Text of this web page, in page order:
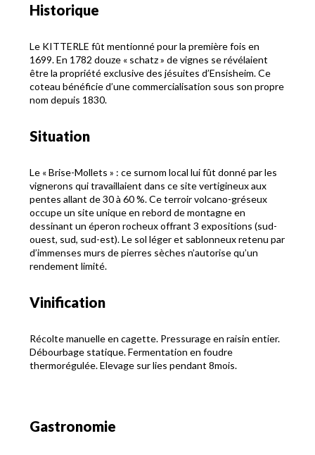
Historique
Le KITTERLE fût mentionné pour la première fois en
1699. En 1782 douze « schatz » de vignes se révélaient
être la propriété exclusive des jésuites d’Ensisheim. Ce
coteau bénéficie d’une commercialisation sous son propre
nom depuis 1830.
Situation
Le « Brise-Mollets » : ce surnom local lui fût donné par les
vignerons qui travaillaient dans ce site vertigineux aux
pentes allant de 30 à 60 %. Ce terroir volcano-gréseux
occupe un site unique en rebord de montagne en
dessinant un éperon rocheux offrant 3 expositions (sud-
ouest, sud, sud-est). Le sol léger et sablonneux retenu par
d’immenses murs de pierres sèches n’autorise qu’un
rendement limité.
Vinification
Récolte manuelle en cagette. Pressurage en raisin entier.
Débourbage statique. Fermentation en foudre
thermorégulée. Elevage sur lies pendant 8mois.
Gastronomie